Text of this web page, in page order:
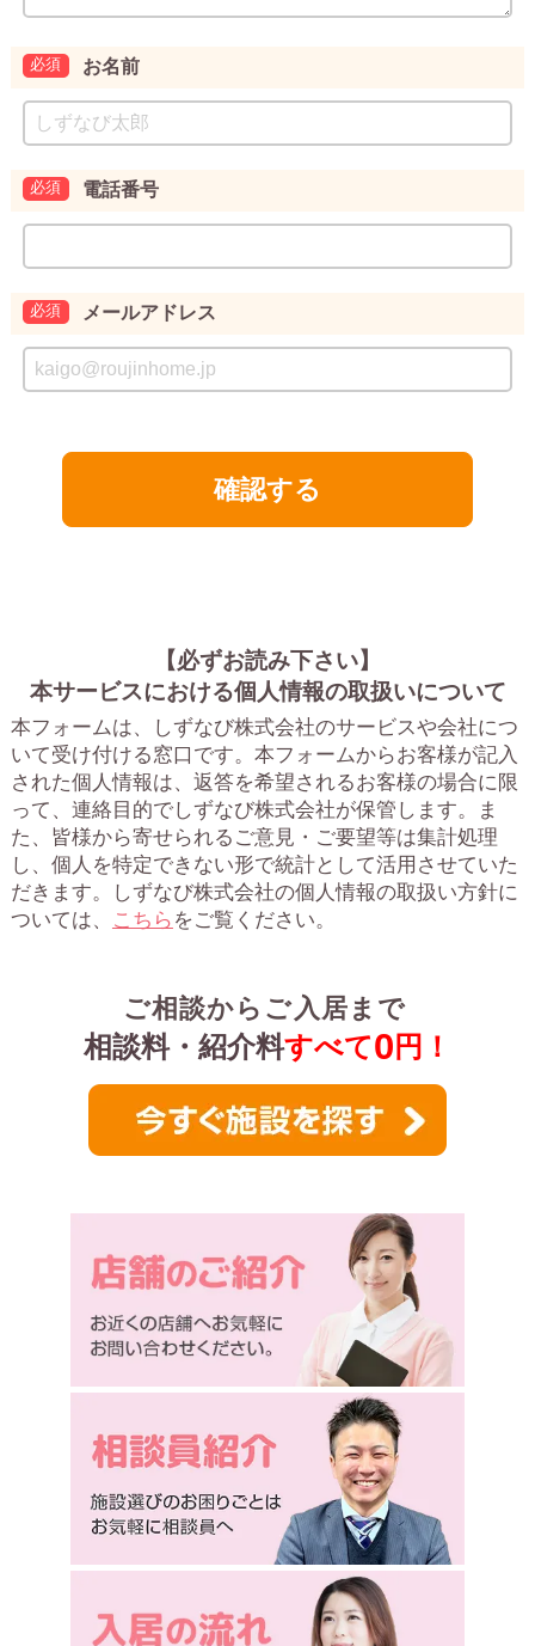
お名前
電話番号
メールアドレス
【必ずお読み下さい】
本サービスにおける個人情報の取扱いについて
本フォームは、しずなび株式会社のサービスや会社につ
いて受け付ける窓口です。 本フォームからお客様が記入
された個人情報は、返答を希望されるお客様の場合に限
って、連絡目的でしずなび株式会社が保管します。ま
た、皆様から寄せられるご意見・ご要望等は集計処理
し、個人を特定できない形で統計として活用させていた
だきます。
しずなび株式会社の個人情報の取扱い方針に
ついては、
こちら をご覧ください。
ご相談からご入居まで
相談料・紹介料すべて0 円！